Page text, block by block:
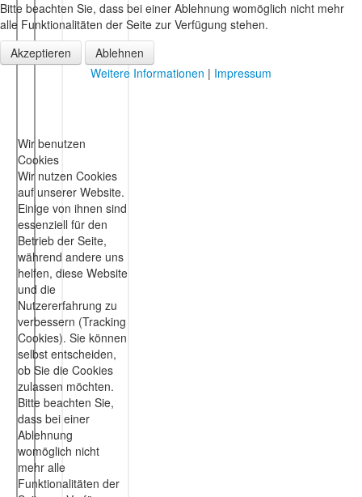
Bitte beachten Sie, dass bei einer Ablehnung womöglich nicht mehr
alle Funktionalitäten der Seite zur Verfügung stehen.
Akzeptieren
Ablehnen
Weitere Informationen | Impressum